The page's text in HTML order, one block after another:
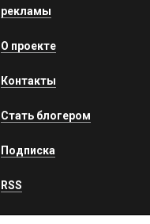
рекламы
О проекте
Контакты
Стать блогером
Подписка
RSS